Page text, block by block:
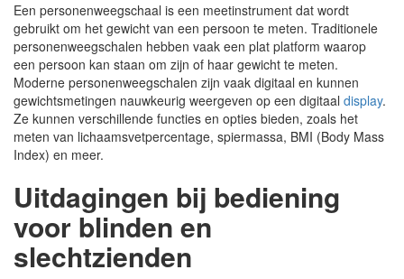
Een personenweegschaal is een meetinstrument dat wordt
gebruikt om het gewicht van een persoon te meten. Traditionele
personenweegschalen hebben vaak een plat platform waarop
een persoon kan staan om zijn of haar gewicht te meten.
Moderne personenweegschalen zijn vaak digitaal en kunnen
gewichtsmetingen nauwkeurig weergeven op een digitaal display.
Ze kunnen verschillende functies en opties bieden, zoals het
meten van lichaamsvetpercentage, spiermassa, BMI (Body Mass
Index) en meer.
Uitdagingen bij bediening
voor blinden en
slechtzienden